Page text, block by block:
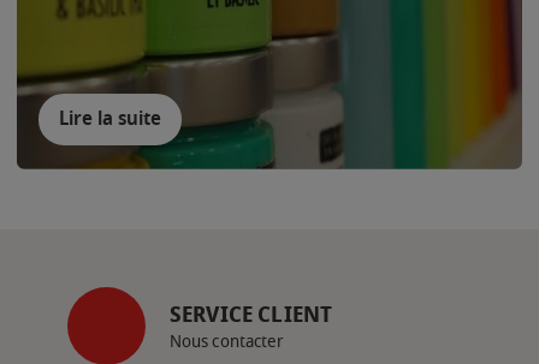
Lire la suite
SERVICE CLIENT
Nous contacter